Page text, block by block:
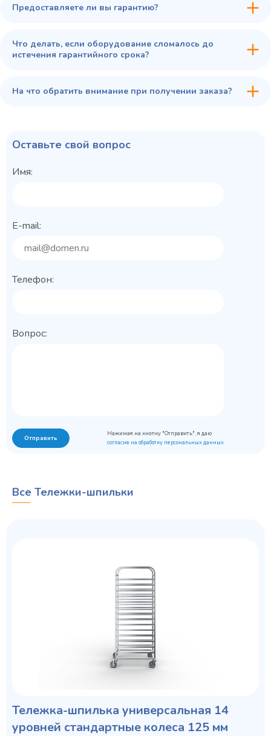
Предоставляете ли вы гарантию?
Что делать, если оборудование сломалось до
истечения гарантийного срока?
На что обратить внимание при получении заказа?
Оставьте свой вопрос
Имя:
E-mail:
Телефон:
Вопрос:
Отправить
Нажимая на кнопку "Отправить", я даю
согласие на обработку персональных данных
Все Тележки-шпильки
Тележка-шпилька универсальная 14
уровней стандартные колеса 125 мм